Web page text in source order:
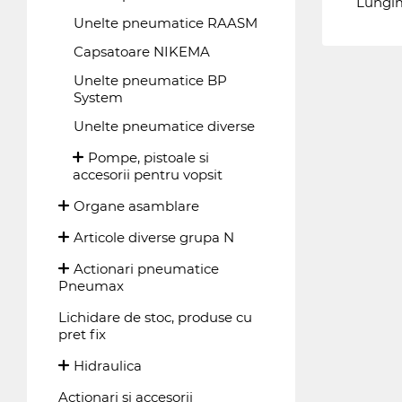
Unelte pneumatice RAASM
Capsatoare NIKEMA
Unelte pneumatice BP
System
Unelte pneumatice diverse
Pompe, pistoale si
accesorii pentru vopsit
Organe asamblare
Articole diverse grupa N
Actionari pneumatice
Pneumax
Lichidare de stoc, produse cu
pret fix
Hidraulica
Actionari si accesorii